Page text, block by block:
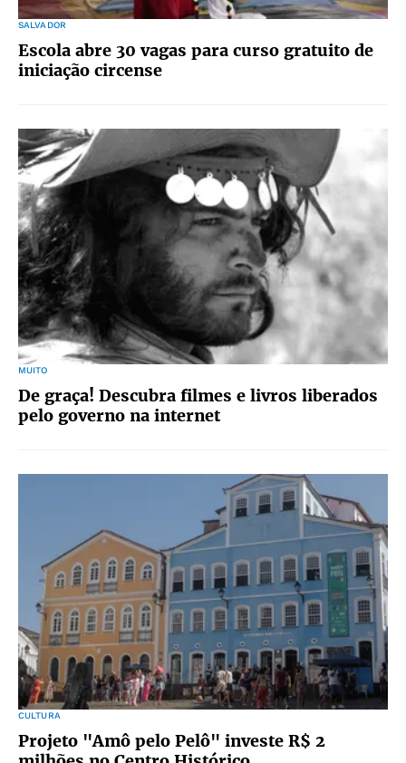
SALVADOR
Escola abre 30 vagas para curso gratuito de
iniciação circense
MUITO
De graça! Descubra filmes e livros liberados
pelo governo na internet
CULTURA
Projeto "Amô pelo Pelô" investe R$ 2